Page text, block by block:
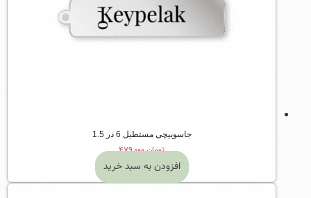
جاسوییچی مستطیل 6 در 1.5
تومان۴۷۹,۰۰۰
افزودن به سبد خرید